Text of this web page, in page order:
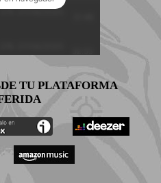
TU PLATAFORMA